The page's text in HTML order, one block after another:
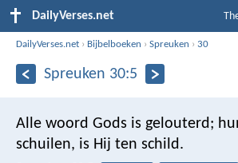
DailyVerses.net
DailyVerses.net › Bijbelboeken ›Spreuken ›30
Spreuken 30:5
Alle woord Gods is gelouterd;
schuilen, is Hij ten schild.